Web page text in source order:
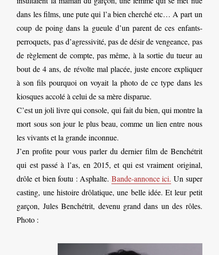
dans les films, une pute qui l’a bien cherché etc… A part un
coup de poing dans la gueule d’un parent de ces enfants-
perroquets, pas d’agressivité, pas de désir de vengeance, pas
de règlement de compte, pas même, à la sortie du tueur au
bout de 4 ans, de révolte mal placée, juste encore expliquer
à son fils pourquoi on voyait la photo de ce type dans les
kiosques accolé à celui de sa mère disparue.
C’est un joli livre qui console, qui fait du bien, qui montre la
mort sous son jour le plus beau, comme un lien entre nous
les vivants et la grande inconnue.
J’en profite pour vous parler du dernier film de Benchétrit
qui est passé à l’as, en 2015, et qui est vraiment original,
drôle et bien foutu : Asphalte. Bande-annonce ici. Un super
casting, une histoire drôlatique, une belle idée. Et leur petit
garçon, Jules Benchétrit, devenu grand dans un des rôles.
Photo :